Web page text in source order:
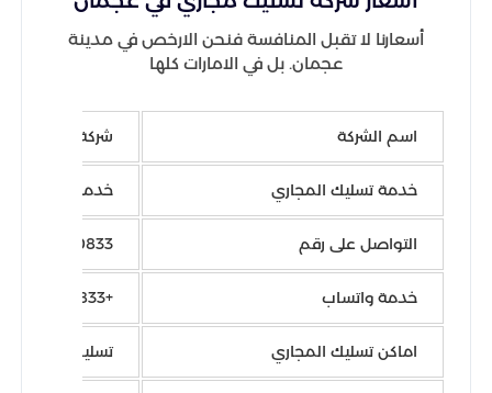
أسعارنا لا تقبل المنافسة فنحن الارخص في مدينة
عجمان. بل في الامارات كلها
اسم الشركة شركة الدرع
خدمة تسليك المجاري خدمة تسليك
التواصل على رقم 0544450833
خدمة واتساب +971544450833
اماكن تسليك المجاري تسليك المجاري